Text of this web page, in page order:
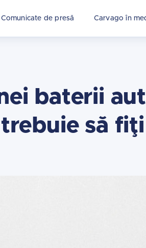
Comunicate de presă Carvago în
baterii
să